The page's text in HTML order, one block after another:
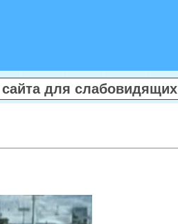
для слабовидящих